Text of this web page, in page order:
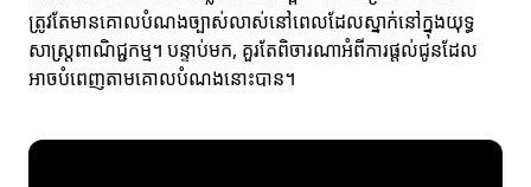
ត្រូវតែមានគោលបំណងច្បាស់លាស់នៅពេលដែលស្នាក់នៅក្នុងយុទ្ធ
សាស្ត្រពាណិជ្ជកម្ម។ បន្ទាប់មក, គួរតែពិចារណាអំពីការផ្តល់ជូនដែល
អាចបំពេញតាមគោលបំណងនោះបាន។